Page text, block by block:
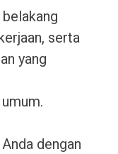
serta
yang
dengan